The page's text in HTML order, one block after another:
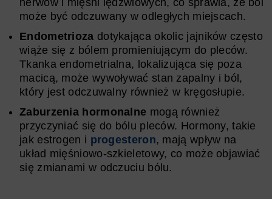
nerwów i mięśni lędźwiowych, co sprawia, że ból
może być odczuwany w odległych miejscach.
Endometrioza dotykająca okolic jajników często
wiąże się z bólem promieniującym do pleców.
Tkanka endometrialna, lokalizująca się poza
macicą, może wywoływać stan zapalny i ból,
który jest odczuwalny również w kręgosłupie.
Zaburzenia hormonalne mogą również
przyczyniać się do bólu pleców. Hormony, takie
jak estrogen i progesteron, mają wpływ na
układ mięśniowo-szkieletowy, co może objawiać
się zmianami w odczuciu bólu.